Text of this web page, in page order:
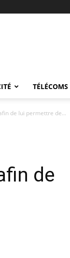
TÉLÉCOMS
de lui permettre de...
de